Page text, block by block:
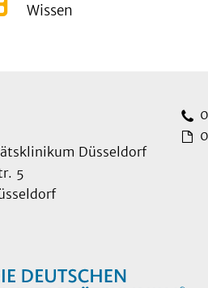
Wissen
Düsseldorf
5